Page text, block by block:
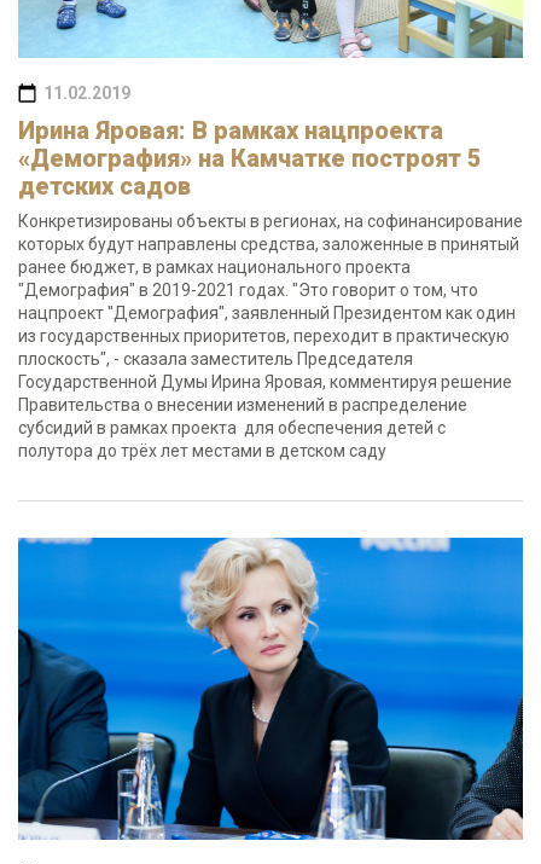
11.02.2019
Ирина Яровая: В рамках нацпроекта
«Демография» на Камчатке построят 5
детских садов
Конкретизированы объекты в регионах, на софинансирование
которых будут направлены средства, заложенные в принятый
ранее бюджет, в рамках национального проекта
"Демография" в 2019-2021 годах. "Это говорит о том, что
нацпроект "Демография", заявленный Президентом как один
из государственных приоритетов, переходит в практическую
плоскость", - сказала заместитель Председателя
Государственной Думы Ирина Яровая, комментируя решение
Правительства о внесении изменений в распределение
субсидий в рамках проекта для обеспечения детей с
полутора до трёх лет местами в детском саду